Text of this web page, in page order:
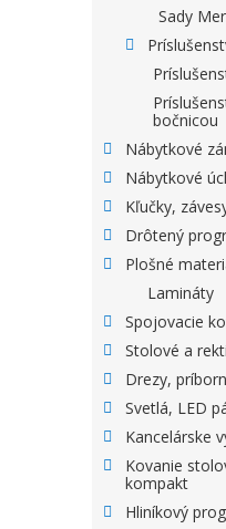
Sady
bočnicou
Nábytkové
Nábytkové
Kľučky,
Drôtený
Plošné
Lamináty
Spojovacie
Stolové a
Drezy,
Svetlá, LED
Kancelárske
Kovanie
kompakt
Hliníkový